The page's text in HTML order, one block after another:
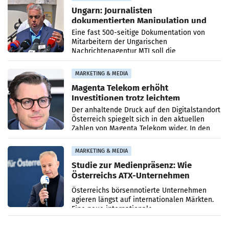
Ungarn: Journalisten
dokumentierten Manipulation und
Zensur
Eine fast 500-seitige Dokumentation von
Mitarbeitern der Ungarischen
Nachrichtenagentur MTI soll die
systematische Nachrichten-Manipulation und
Zensur bei der Agentur während der Zeit
MARKETING & MEDIA
Magenta Telekom erhöht
Investitionen trotz leichtem
Umsatzrückgang
Der anhaltende Druck auf den Digitalstandort
Österreich spiegelt sich in den aktuellen
Zahlen von Magenta Telekom wider. In den
ersten sechs Monaten des laufenden Jahres
verzeichnete
MARKETING & MEDIA
Studie zur Medienpräsenz: Wie
Österreichs ATX-Unternehmen
international wahrgenommen
werden
Österreichs börsennotierte Unternehmen
agieren längst auf internationalen Märkten.
Eine neue internationale
Medienresonanzanalyse untersucht die